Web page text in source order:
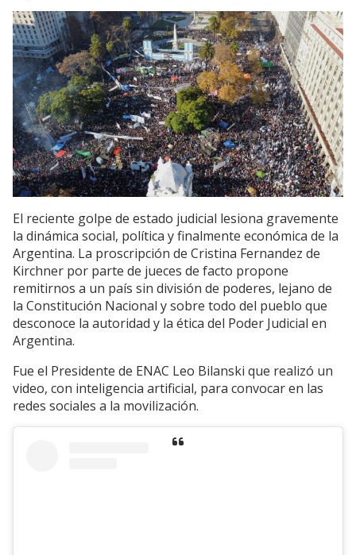
El reciente golpe de estado judicial lesiona gravemente
la dinámica social, política y finalmente económica de la
Argentina. La proscripción de Cristina Fernandez de
Kirchner por parte de jueces de facto propone
remitirnos a un país sin división de poderes, lejano de
la Constitución Nacional y sobre todo del pueblo que
desconoce la autoridad y la ética del Poder Judicial en
Argentina.
Fue el Presidente de ENAC Leo Bilanski que realizó un
video, con inteligencia artificial, para convocar en las
redes sociales a la movilización.